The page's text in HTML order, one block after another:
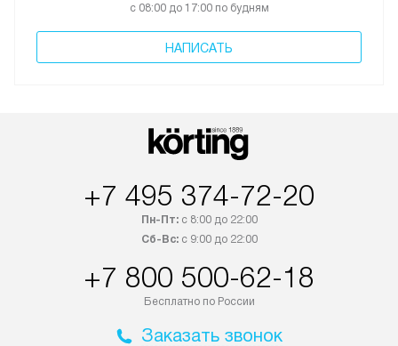
с 08:00 до 17:00 по будням
НАПИСАТЬ
+7 495 374-72-20
Пн-Пт:с 8:00 до 22:00
Сб-Вс:с 9:00 до 22:00
+7 800 500-62-18
Бесплатно по России
Заказать звонок